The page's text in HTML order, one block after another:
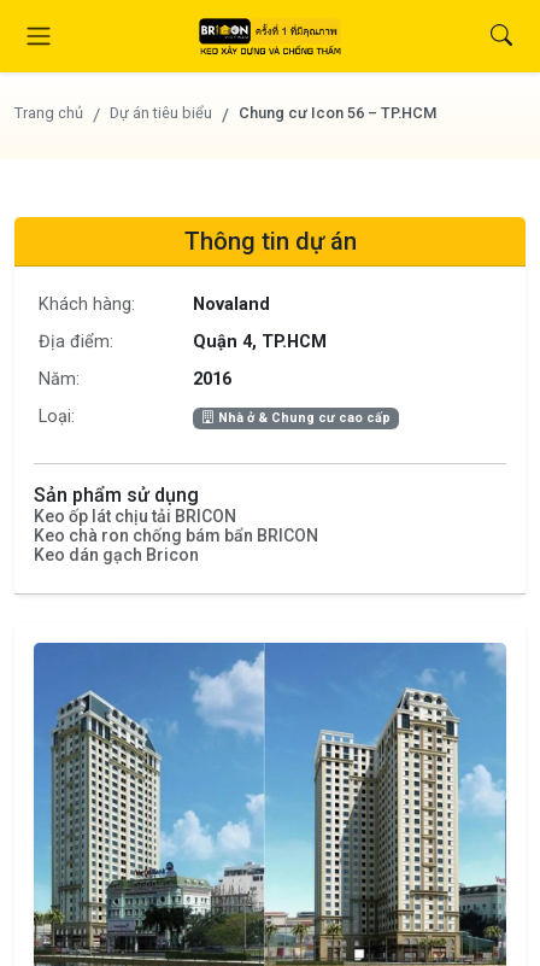
Trang chủ Dự án tiêu biểu Chung cư Icon 56 – TP.HCM
Thông tin dự án
Khách hàng:
Novaland
Địa điểm:
Quận 4, TP.HCM
Năm:
2016
Loại:
Nhà ở & Chung cư cao cấp
Sản phẩm sử dụng
Keo ốp lát chịu tải BRICON
Keo chà ron chống bám bẩn BRICON
Keo dán gạch Bricon